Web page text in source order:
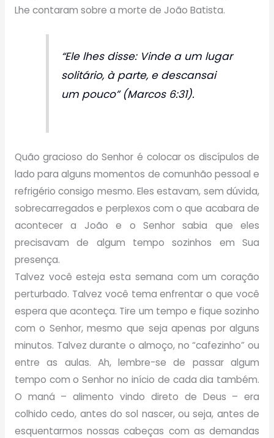
Lhe contaram sobre a morte de João Batista.
“Ele lhes disse: Vinde a um lugar
solitário, à parte, e descansai
um pouco” (Marcos 6:31).
Quão gracioso do Senhor é colocar os discípulos de
lado para alguns momentos de comunhão pessoal e
refrigério consigo mesmo. Eles estavam, sem dúvida,
sobrecarregados e perplexos com o que acabara de
acontecer a João e o Senhor sabia que eles
precisavam de algum tempo sozinhos em Sua
presença.
Talvez você esteja esta semana com um coração
perturbado. Talvez você tema enfrentar o que você
espera que aconteça. Tire um tempo e fique sozinho
com o Senhor, mesmo que seja apenas por alguns
minutos. Talvez durante o almoço, no “cafezinho” ou
entre as aulas. Ah, lembre-se de passar algum
tempo com o Senhor no início de cada dia também.
O maná – alimento vindo direto de Deus – era
colhido cedo, antes do sol nascer, ou seja, antes de
esquentarmos nossas cabeças com as demandas